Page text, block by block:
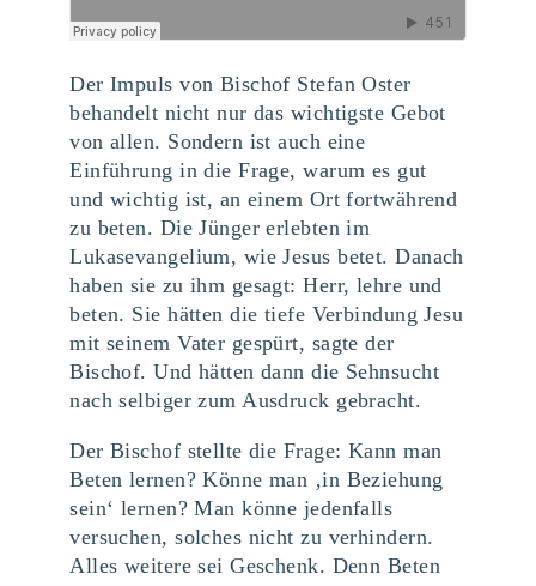
Der Impuls von Bischof Stefan Oster
behandelt nicht nur das wichtigste Gebot
von allen. Sondern ist auch eine
Einführung in die Frage, warum es gut
und wichtig ist, an einem Ort fortwährend
zu beten. Die Jünger erlebten im
Lukasevangelium, wie Jesus betet. Danach
haben sie zu ihm gesagt: Herr, lehre und
beten. Sie hätten die tiefe Verbindung Jesu
mit seinem Vater gespürt, sagte der
Bischof. Und hätten dann die Sehnsucht
nach selbiger zum Ausdruck gebracht.
Der Bischof stellte die Frage: Kann man
Beten lernen? Könne man ‚in Beziehung
sein‘ lernen? Man könne jedenfalls
versuchen, solches nicht zu verhindern.
Alles weitere sei Geschenk. Denn Beten